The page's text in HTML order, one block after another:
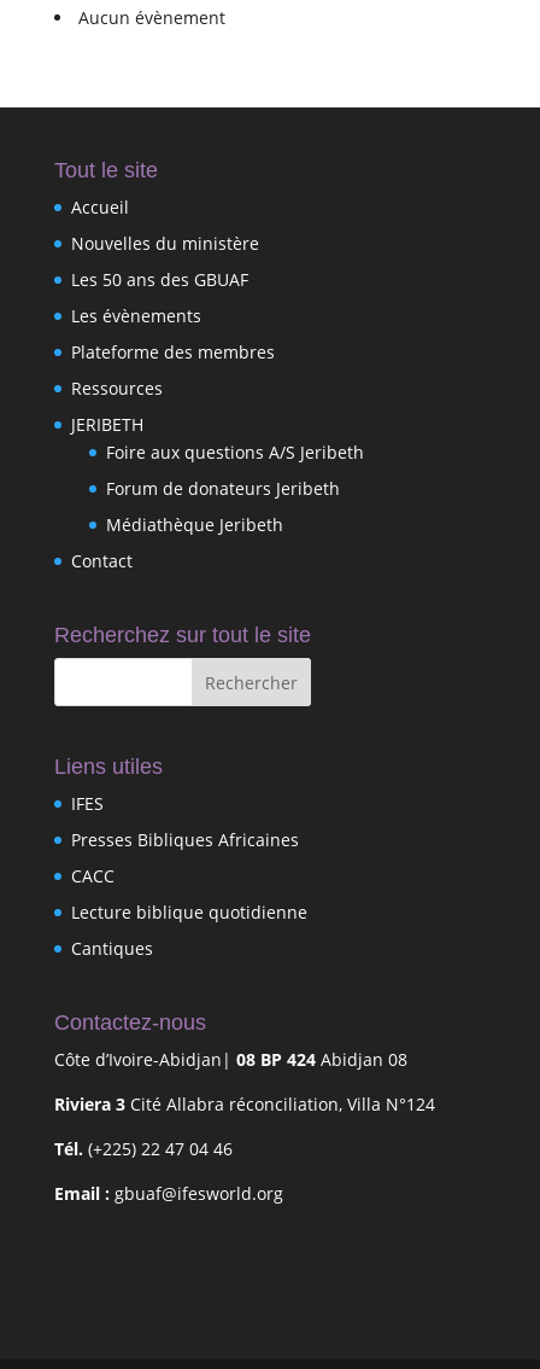
Aucun évènement
Tout le site
Accueil
Nouvelles du ministère
Les 50 ans des GBUAF
Les évènements
Plateforme des membres
Ressources
JERIBETH
Foire aux questions A/S Jeribeth
Forum de donateurs Jeribeth
Médiathèque Jeribeth
Contact
Recherchez sur tout le site
Liens utiles
IFES
Presses Bibliques Africaines
CACC
Lecture biblique quotidienne
Cantiques
Contactez-nous
Côte d’Ivoire-Abidjan| 08 BP 424Abidjan 08
Riviera 3Cité Allabra réconciliation, Villa N°124
Tél. (+225) 22 47 04 46
Email : gbuaf@ifesworld.org